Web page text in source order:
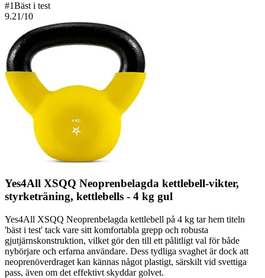
#1Bäst i test
9.21/10
Yes4All XSQQ Neoprenbelagda kettlebell-vikter,
styrketräning, kettlebells - 4 kg gul
Yes4All XSQQ Neoprenbelagda kettlebell på 4 kg tar hem titeln
'bäst i test' tack vare sitt komfortabla grepp och robusta
gjutjärnskonstruktion, vilket gör den till ett pålitligt val för både
nybörjare och erfarna användare. Dess tydliga svaghet är dock att
neoprenöverdraget kan kännas något plastigt, särskilt vid svettiga
pass, även om det effektivt skyddar golvet.